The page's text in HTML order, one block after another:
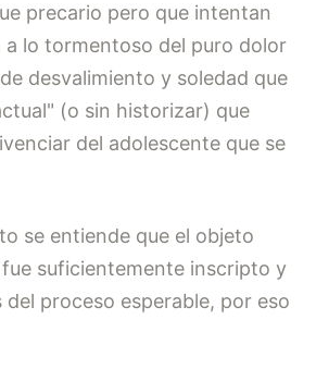
precario pero que intentan
a lo tormentoso del puro dolor
desvalimiento y soledad que
(o sin historizar) que
del adolescente que se
se entiende que el objeto
suficientemente inscripto y
del proceso esperable, por eso